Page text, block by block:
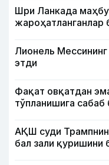
Шри Ланкада
жароҳатланганлар
Лионель
этди
Фақат овқатдан
тўпланишига сабаб
АҚШ суди
бал зали қуришини